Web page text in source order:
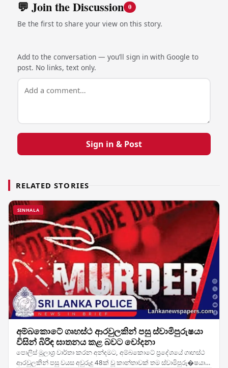
💬 Join the Discussion 0
Be the first to share your view on this story.
Add to the conversation — you’ll sign in with Google to
post. No links, text only.
Sign in & Post
RELATED STORIES
SINHALA
අම්බකොටේ ගෘහස්ථ ආරවුලකින් පසු ස්වාමිපුරුෂයා
විසින් බිරිඳ ඝාතනය කළ බවට චෝදනා
පොලිස් මූලාශ්‍ර වාර්තා කරන අන්දමට, අම්බකොටේ ප්‍රදේශයේ ගෘහස්ථ
ආරවුලකින් පසු වයස අවුරුදු 48ක් වූ කාන්තාවක් තම ස්වාමිපුරු�ෂයා